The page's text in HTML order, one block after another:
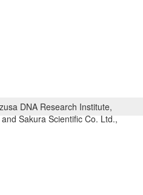
DNA Research Institute,
Sakura Scientific Co. Ltd.,